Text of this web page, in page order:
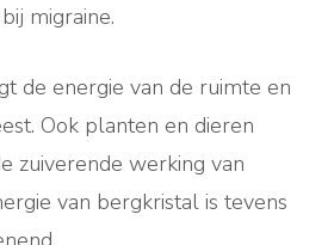
migraine.
de energie van de ruimte en
Ook planten en dieren
zuiverende werking van
van bergkristal is tevens